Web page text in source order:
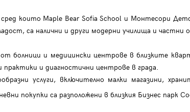
които Maple Bear Sofia School и Монтесори
са налични и други модерни училища и частни
болници и медицински центрове в близките
и диагностични центрове в града.
услуги, включително малки магазини,
покупки са разположени в близкия Бизнес парк